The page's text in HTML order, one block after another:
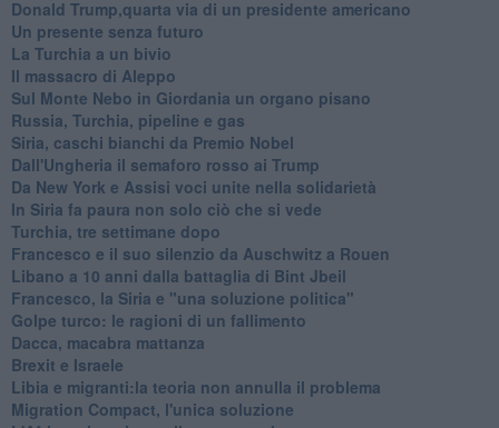
Donald Trump,quarta via di un presidente americano
Un presente senza futuro
La Turchia a un bivio
Il massacro di Aleppo
Sul Monte Nebo in Giordania un organo pisano
Russia, Turchia, pipeline e gas
Siria, caschi bianchi da Premio Nobel
Dall'Ungheria il semaforo rosso ai Trump
Da New York e Assisi voci unite nella solidarietà
In Siria fa paura non solo ciò che si vede
Turchia, tre settimane dopo
Francesco e il suo silenzio da Auschwitz a Rouen
Libano a 10 anni dalla battaglia di Bint Jbeil
Francesco, la Siria e "una soluzione politica"
Golpe turco: le ragioni di un fallimento
Dacca, macabra mattanza
Brexit e Israele
Libia e migranti:la teoria non annulla il problema
Migration Compact, l'unica soluzione